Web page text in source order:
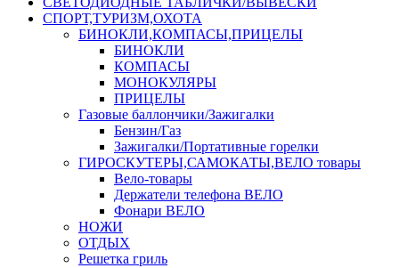
СПОРТ,ТУРИЗМ,ОХОТА
БИНОКЛИ,КОМПАСЫ,ПРИЦЕЛЫ
БИНОКЛИ
КОМПАСЫ
МОНОКУЛЯРЫ
ПРИЦЕЛЫ
Газовые баллончики/Зажигалки
Бензин/Газ
Зажигалки/Портативные горелки
ГИРОСКУТЕРЫ,САМОКАТЫ,ВЕЛО товары
Вело-товары
Держатели телефона ВЕЛО
Фонари ВЕЛО
НОЖИ
ОТДЫХ
Решетка гриль